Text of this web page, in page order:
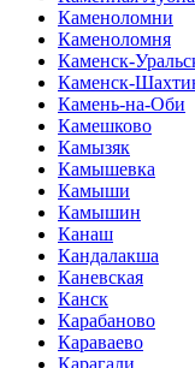
Каменоломни
Каменоломня
Каменск-
Каменск-
Камень-на-Оби
Камешково
Камызяк
Камышевка
Камыши
Камышин
Канаш
Кандалакша
Каневская
Канск
Карабаново
Караваево
Карагали